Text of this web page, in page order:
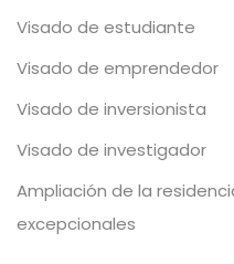
Visado de estudiante
Visado de emprendedor
Visado de inversionista
Visado de investigador
Ampliación de la
excepcionales